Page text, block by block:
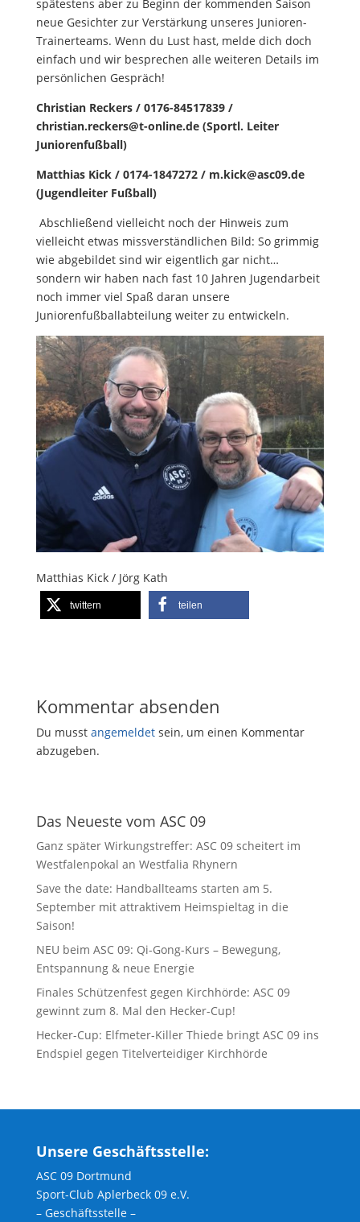
spätestens aber zu Beginn der kommenden Saison
neue Gesichter zur Verstärkung unseres Junioren-
Trainerteams. Wenn du Lust hast, melde dich doch
einfach und wir besprechen alle weiteren Details im
persönlichen Gespräch!
Christian Reckers / 0176-84517839 /
christian.reckers@t-online.de (Sportl. Leiter
Juniorenfußball)
Matthias Kick / 0174-1847272 / m.kick@asc09.de
(Jugendleiter Fußball)
Abschließend vielleicht noch der Hinweis zum
vielleicht etwas missverständlichen Bild: So grimmig
wie abgebildet sind wir eigentlich gar nicht…
sondern wir haben nach fast 10 Jahren Jugendarbeit
noch immer viel Spaß daran unsere
Juniorenfußballabteilung weiter zu entwickeln.
Matthias Kick / Jörg Kath
twittern teilen
Kommentar absenden
Du musst angemeldetsein, um einen Kommentar
abzugeben.
Das Neueste vom ASC 09
Ganz später Wirkungstreffer: ASC 09 scheitert im
Westfalenpokal an Westfalia Rhynern
Save the date: Handballteams starten am 5.
September mit attraktivem Heimspieltag in die
Saison!
NEU beim ASC 09: Qi-Gong-Kurs – Bewegung,
Entspannung & neue Energie
Finales Schützenfest gegen Kirchhörde: ASC 09
gewinnt zum 8. Mal den Hecker-Cup!
Hecker-Cup: Elfmeter-Killer Thiede bringt ASC 09 ins
Endspiel gegen Titelverteidiger Kirchhörde
Unsere Geschäftsstelle:
ASC 09 Dortmund
Sport-Club Aplerbeck 09 e.V.
– Geschäftsstelle –